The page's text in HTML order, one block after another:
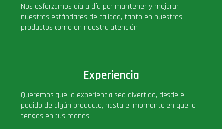
Nos esforzamos día a día por mantener y mejorar
nuestros estándares de calidad, tanto en nuestros
productos como en nuestra atención
Experiencia
Queremos que la experiencia sea divertida, desde el
pedido de algún producto, hasta el momento en que lo
tengas en tus manos.